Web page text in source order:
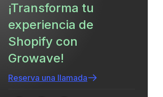
Diseño de un programa de
fidelización rentable: plan práctico
Medición del ROI y las métricas
clave
Errores comunes que acaban con la
¡Transforma tu
experiencia de
Shopify con
Growave!
Reserva una llamada